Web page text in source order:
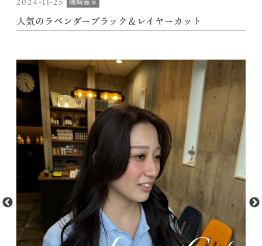
磯崎範享
人気のラベンダーブラック＆レイヤーカット